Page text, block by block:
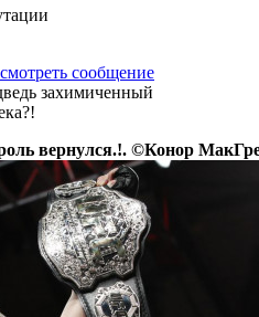
захимиченный
вернулся.!. ©Конор